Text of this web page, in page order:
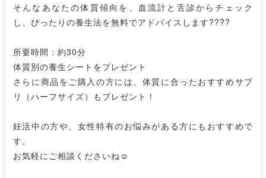
そんなあなたの体質傾向を、血流計と舌診からチェック
し、ぴったりの養生法を無料でアドバイスします????
所要時間：約30分
体質別の養生シートをプレゼント
さらに商品をご購入の方には、体質に合ったおすすめサプ
リ（ハーフサイズ）もプレゼント！
妊活中の方や、女性特有のお悩みがある方にもおすすめで
す。
お気軽にご相談くださいね☺️